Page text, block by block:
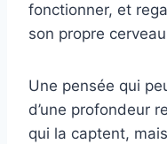
fonctionner, et
son propre
Une pensée qui
d’une profondeur
qui la captent,